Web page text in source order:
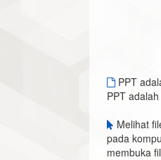
PPT
PPT
Melihat
pada
membuka